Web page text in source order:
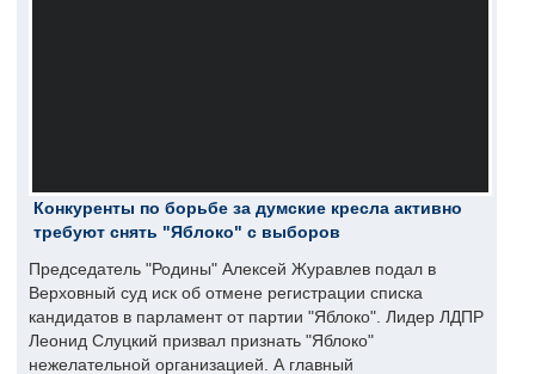
Конкуренты по борьбе за думские кресла активно
требуют снять "Яблоко" с выборов
Председатель "Родины" Алексей Журавлев подал в
Верховный суд иск об отмене регистрации списка
кандидатов в парламент от партии "Яблоко". Лидер ЛДПР
Леонид Слуцкий призвал признать "Яблоко"
нежелательной организацией. А главный